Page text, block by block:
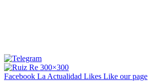
Facebook La Actualidad Likes Like our page